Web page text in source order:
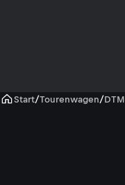
Start/Tourenwagen/DTM